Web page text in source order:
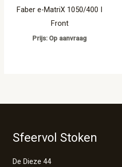
Faber e-MatriX 1050/400 I
Front
Prijs: Op aanvraag
Sfeervol Stoken
De Dieze 44